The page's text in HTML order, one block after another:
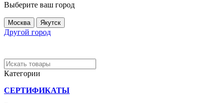
Выберите ваш город
Москва Якутск
Другой город
Категории
СЕРТИФИКАТЫ